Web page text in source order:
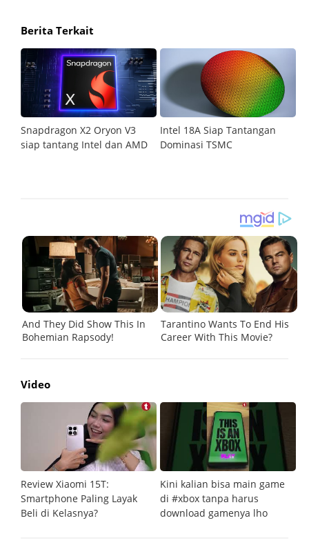
Berita Terkait
Snapdragon X2 Oryon V3
siap tantang Intel dan AMD
Intel 18A Siap Tantangan
Dominasi TSMC
Video
Review Xiaomi 15T:
Smartphone Paling Layak
Beli di Kelasnya?
Kini kalian bisa main game
di #xbox tanpa harus
download gamenya lho